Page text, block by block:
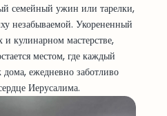
семейный ужин или тарелки,
незабываемой. Укорененный
кулинарном мастерстве,
местом, где каждый
дома, ежедневно заботливо
Иерусалима.